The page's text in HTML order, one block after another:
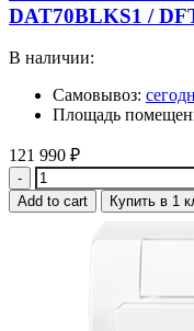
DAT70BLKS1 /
В наличии:
Самовывоз:
Площадь
121 990 ₽
Quantity
Add to cart Купить в 1